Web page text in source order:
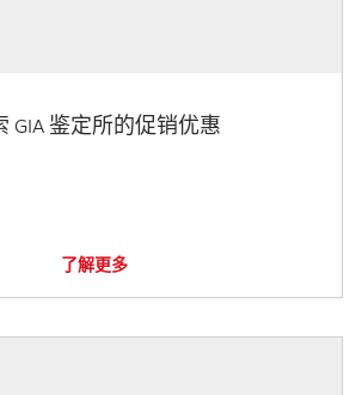
GIA 鉴定所的促销优惠
了解更多